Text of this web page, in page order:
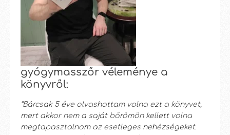
gyógymasszőr véleménye a
könyvről:
“Bárcsak 5 éve olvashattam volna ezt a könyvet,
mert akkor nem a saját bőrömön kellett volna
megtapasztalnom az esetleges nehézségeket.